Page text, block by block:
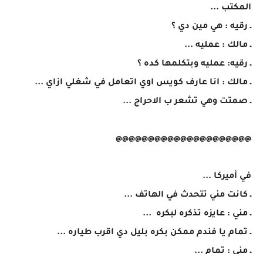
المكتب ...
ـ رقيه : هي مين دي ؟
ـ مالك : عمليه ...
ـ رقيه: عمليه وبتكلمها كده ؟
ـ مالك : انا عارف كويس اوي اتعامل في شغلي ازاي ...
ـ صمتت وهي تشعر ب الاحراج ...
@@@@@@@@@@@@@@@@@@@@@
في أميركا ...
ـ كانت مني تتحدث في الهاتف ...
ـ مني : عايزه تذكره لبكره ...
ـ تمام يا فندم ممكن بكره بليل دي اقرب طياره ...
ـ مني : تمام ...